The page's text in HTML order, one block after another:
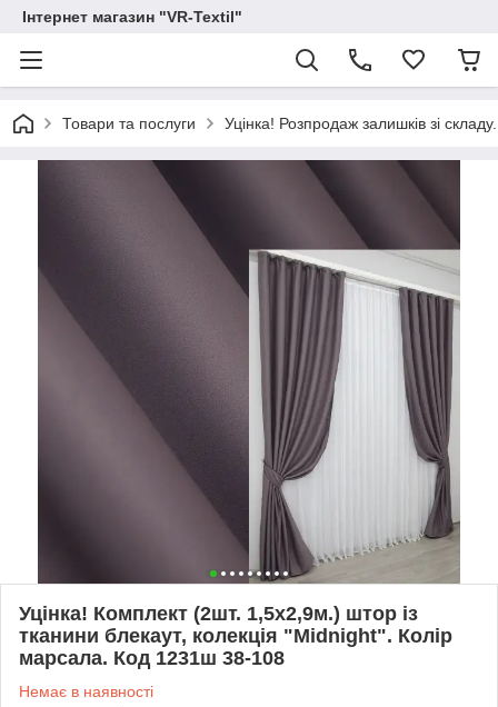
Інтернет магазин "VR-Textil"
Товари та послуги Уцінка! Розпродаж залишків зі складу.
Уцінка! Комплект (2шт. 1,5х2,9м.) штор із
тканини блекаут, колекція "Midnight". Колір
марсала. Код 1231ш 38-108
Немає в наявності